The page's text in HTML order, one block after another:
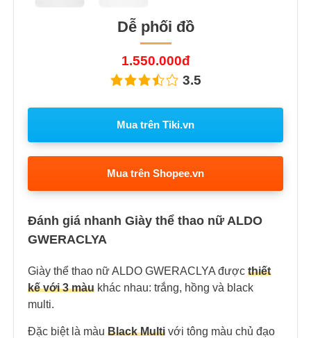
Dễ phối đồ
1.550.000đ
3.5
Mua trên Tiki.vn
Mua trên Shopee.vn
Đánh giá nhanh Giày thể thao nữ ALDO
GWERACLYA
Giày thể thao nữ ALDO GWERACLYA được thiết
kế với 3 màu khác nhau: trắng, hồng và black
multi.
Đặc biệt là màu Black Multi với tông màu chủ đạo